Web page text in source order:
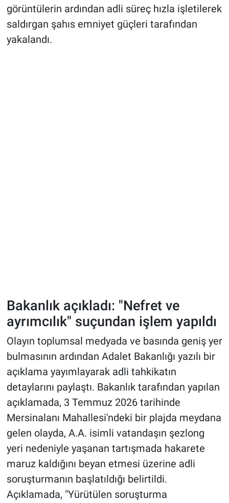
görüntülerin ardından adli süreç hızla işletilerek
saldırgan şahıs emniyet güçleri tarafından
yakalandı.
Bakanlık açıkladı: "Nefret ve
ayrımcılık" suçundan işlem yapıldı
Olayın toplumsal medyada ve basında geniş yer
bulmasının ardından Adalet Bakanlığı yazılı bir
açıklama yayımlayarak adli tahkikatın
detaylarını paylaştı. Bakanlık tarafından yapılan
açıklamada, 3 Temmuz 2026 tarihinde
Mersinalanı Mahallesi'ndeki bir plajda meydana
gelen olayda, A.A. isimli vatandaşın şezlong
yeri nedeniyle yaşanan tartışmada hakarete
maruz kaldığını beyan etmesi üzerine adli
soruşturmanın başlatıldığı belirtildi.
Açıklamada, "Yürütülen soruşturma